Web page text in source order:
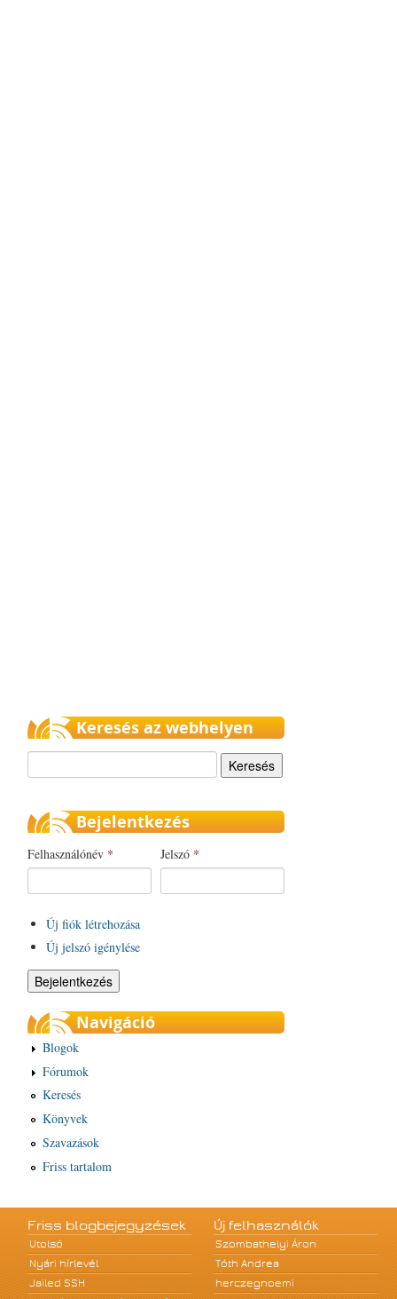
Keresés az webhelyen
Bejelentkezés
Felhasználónév * Jelszó *
Új fiók létrehozása
Új jelszó igénylése
Navigáció
Blogok
Fórumok
Keresés
Könyvek
Szavazások
Friss tartalom
Friss blogbejegyzések
Utolsó
Nyári hírlevél
Jailed SSH
Új felhasználók
Szombathelyi Áron
Tóth Andrea
herczegnoemi